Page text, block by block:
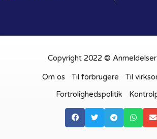
Copyright 2022 © Anmeldelser
Om os Til forbrugere
Til
Fortrolighedspolitik